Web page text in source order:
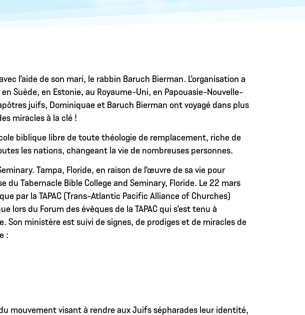
l’aide de son mari, le rabbin Baruch Bierman. L’organisation a
Suède, en Estonie, au Royaume-Uni, en Papouasie-Nouvelle-
juifs, Dominiquae et Baruch Bierman ont voyagé dans plus
miracles à la clé !
biblique libre de toute théologie de remplacement, riche de
les nations, changeant la vie de nombreuses personnes.
Tampa, Floride, en raison de l’œuvre de sa vie pour
Tabernacle Bible College and Seminary, Floride. Le 22 mars
par la TAPAC (Trans-Atlantic Pacific Alliance of Churches)
lors du Forum des évêques de la TAPAC qui s’est tenu à
Son ministère est suivi de signes, de prodiges et de miracles de
:
mouvement visant à rendre aux Juifs sépharades leur identité,